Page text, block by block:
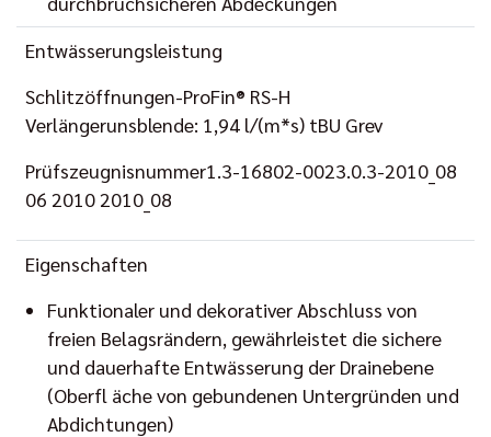
Entwässerungsleistung
Schlitzöffnungen-ProFin® RS-H
Verlängerunsblende: 1,94 l/(m*s) tBU Grev
Prüfszeugnisnummer1.3-16802-0023.0.3-2010_08
06 2010 2010_08
Eigenschaften
Funktionaler und dekorativer Abschluss von
freien Belagsrändern, gewährleistet die sichere
und dauerhafte Entwässerung der Drainebene
(Oberfl äche von gebundenen Untergründen und
Abdichtungen)